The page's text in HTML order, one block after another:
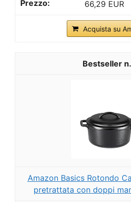
66,29 EUR
Acquista su
Amazon Basics Rotondo
pretrattata con doppi